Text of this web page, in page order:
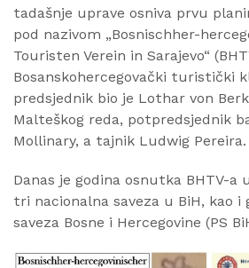
tadašnje uprave osniva prvu
pod nazivom „Bosnischher-
Touristen Verein in Sarajevo“
Bosanskohercegovački turistički
predsjednik bio je Lothar von
Malteškog reda, potpredsjednik
Mollinary, a tajnik Ludwig Pereira.
Danas je godina osnutka BHTV-a
tri nacionalna saveza u BiH, kao i
saveza Bosne i Hercegovine (PS